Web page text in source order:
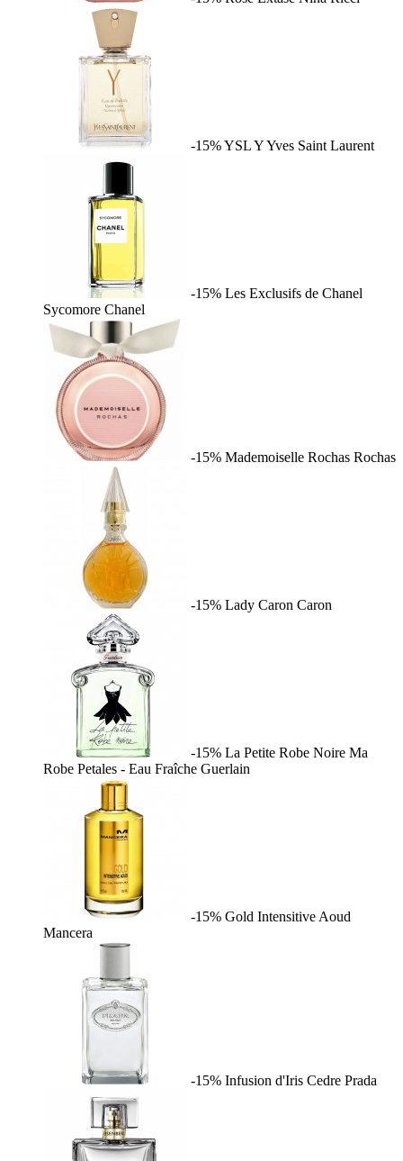
-15%YSL YYves Saint Laurent
-15% Les Exclusifs de Chanel
Sycomore Chanel
-15% Mademoiselle Rochas Rochas
-15% Lady Caron Caron
-15% La Petite Robe Noire Ma
Robe Petales - Eau Fraîche Guerlain
-15% Gold Intensitive Aoud
Mancera
-15% Infusion d'Iris Cedre Prada